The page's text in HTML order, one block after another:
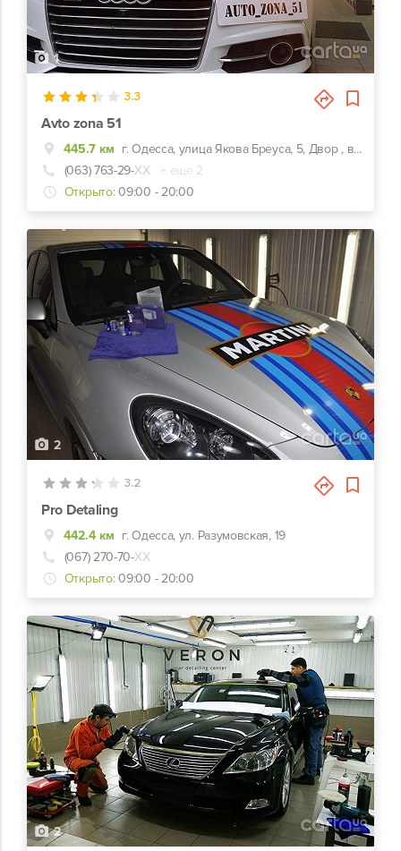
1
3.3
Avto zona 51
445.7 км
г. Одесса, улица Якова Бреуса, 5, Двор , второй бокс слева
(063) 763-29-ХХ
+ еще 2
Открыто: 09:00 - 20:00
2
3.2
Pro Detaling
442.4 км г. Одесса, ул. Разумовская, 19
(067) 270-70-ХХ
Открыто: 09:00 - 20:00
2